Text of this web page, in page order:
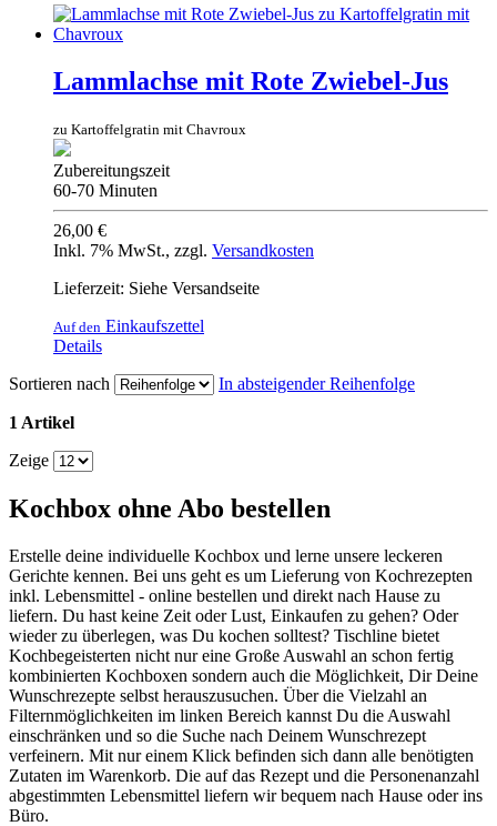
Lammlachse mit Rote Zwiebel-Jus
zu Kartoffelgratin mit Chavroux
Zubereitungszeit
60-70 Minuten
26,00 €
Inkl. 7% MwSt., zzgl. Versandkosten
Lieferzeit: Siehe Versandseite
Auf den Einkaufszettel
Details
Sortieren nach
In absteigender Reihenfolge
1 Artikel
Zeige
Kochbox ohne Abo bestellen
Erstelle deine individuelle Kochbox und lerne unsere leckeren
Gerichte kennen. Bei uns geht es um Lieferung von Kochrezepten
inkl. Lebensmittel - online bestellen und direkt nach Hause zu
liefern. Du hast keine Zeit oder Lust, Einkaufen zu gehen? Oder
wieder zu überlegen, was Du kochen solltest? Tischline bietet
Kochbegeisterten nicht nur eine Große Auswahl an schon fertig
kombinierten Kochboxen sondern auch die Möglichkeit, Dir Deine
Wunschrezepte selbst herauszusuchen. Über die Vielzahl an
Filternmöglichkeiten im linken Bereich kannst Du die Auswahl
einschränken und so die Suche nach Deinem Wunschrezept
verfeinern. Mit nur einem Klick befinden sich dann alle benötigten
Zutaten im Warenkorb. Die auf das Rezept und die Personenanzahl
abgestimmten Lebensmittel liefern wir bequem nach Hause oder ins
Büro.